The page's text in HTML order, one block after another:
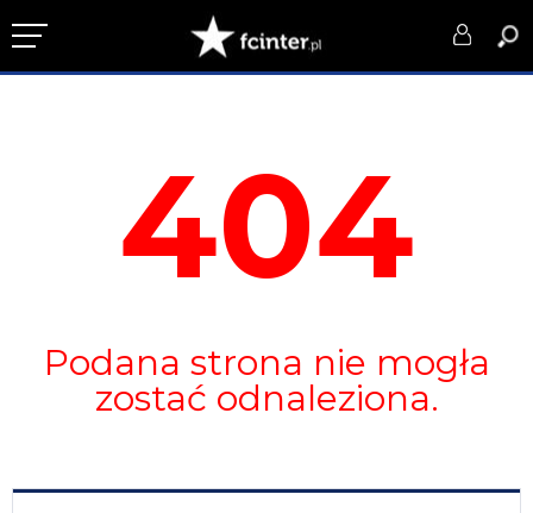
SERWIS
404
Podana strona nie mogła
zostać odnaleziona.